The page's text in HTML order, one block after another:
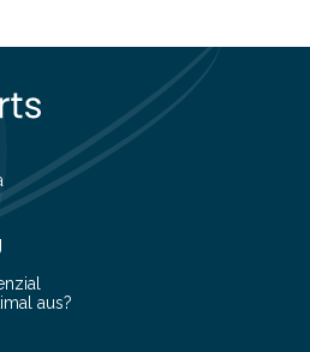
aus?